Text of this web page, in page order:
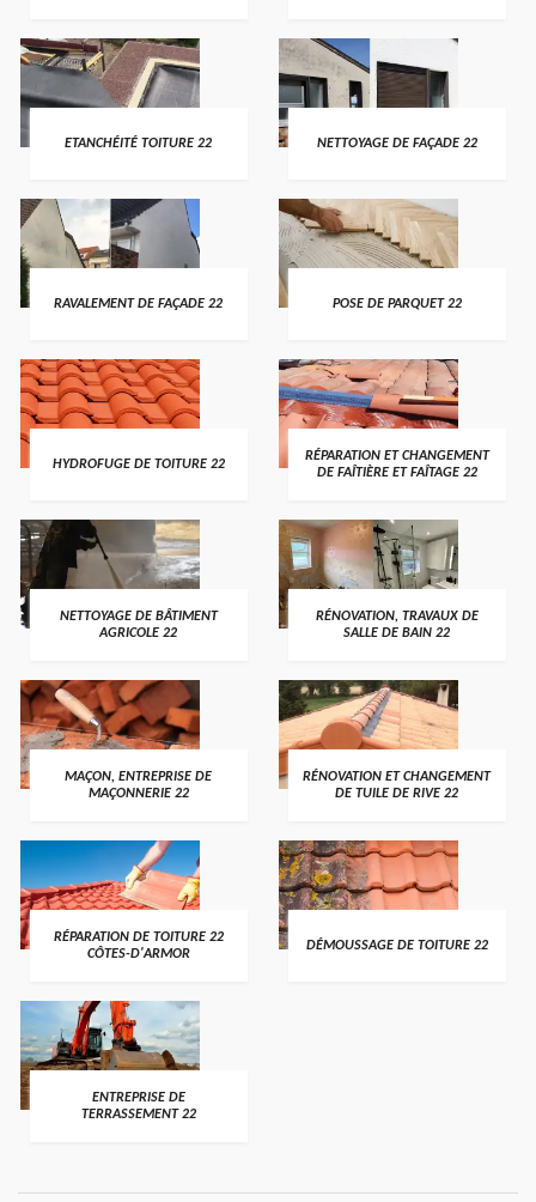
ETANCHÉITÉ TOITURE 22 NETTOYAGE DE FAÇADE 22
RAVALEMENT DE FAÇADE 22 POSE DE PARQUET 22
HYDROFUGE DE TOITURE 22
RÉPARATION ET CHANGEMENT
DE FAÎTIÈRE ET FAÎTAGE 22
NETTOYAGE DE BÂTIMENT
AGRICOLE 22
RÉNOVATION, TRAVAUX DE
SALLE DE BAIN 22
MAÇON, ENTREPRISE DE
MAÇONNERIE 22
RÉNOVATION ET CHANGEMENT
DE TUILE DE RIVE 22
RÉPARATION DE TOITURE 22
CÔTES-D'ARMOR
DÉMOUSSAGE DE TOITURE 22
ENTREPRISE DE
TERRASSEMENT 22